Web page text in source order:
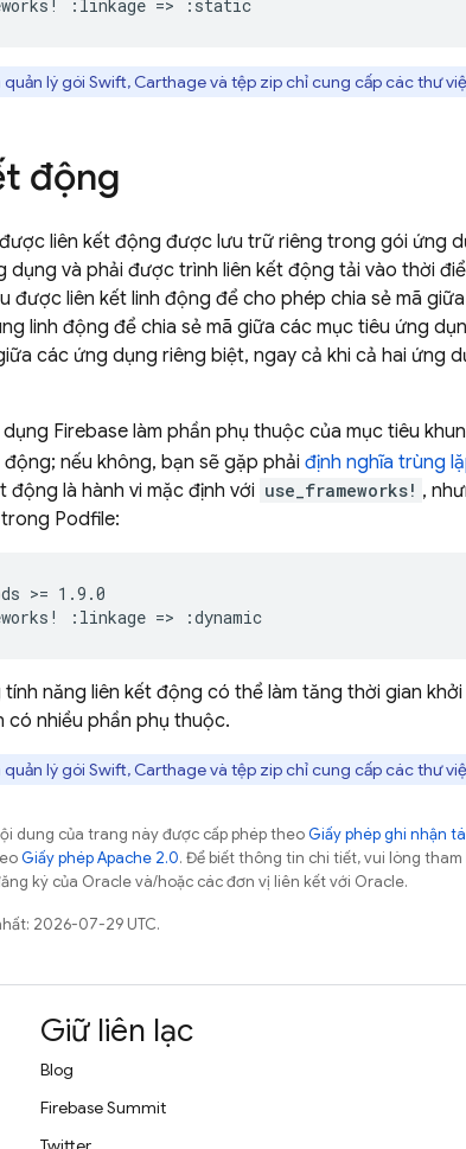
quản lý gói Swift, Carthage và tệp zip chỉ cung cấp các thư
động
liên kết động được lưu trữ riêng trong gói ứng
dụng và phải được trình liên kết động tải vào thời
được liên kết linh động để cho phép chia sẻ mã
linh động để chia sẻ mã giữa các mục tiêu ứng
các ứng dụng riêng biệt, ngay cả khi cả hai ứng
dụng Firebase làm phần phụ thuộc của mục tiêu
nếu không, bạn sẽ gặp phải định nghĩa trùng
động là hành vi mặc định với use_frameworks! ,
Podfile:
>= 1.9.0
tính năng liên kết động có thể làm tăng thời gian
có nhiều phần phụ thuộc.
quản lý gói Swift, Carthage và tệp zip chỉ cung cấp các thư
dung của trang này được cấp phép theoGiấy phép ghi nhận
Giấy phép Apache 2.0. Để biết thông tin chi tiết, vui lòng tham
ký của Oracle và/hoặc các đơn vị liên kết với Oracle.
2026-07-29 UTC.
Giữ liên lạc
Blog
Firebase Summit